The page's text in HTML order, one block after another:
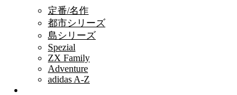
定番/名作
都市シリーズ
島シリーズ
Spezial
ZX Family
Adventure
adidas A-Z